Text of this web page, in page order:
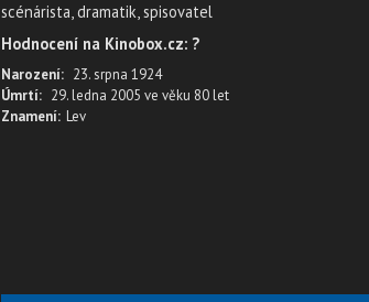
scénárista, dramatik, spisovatel
Hodnocení na Kinobox.cz: ?
Narození: 23. srpna 1924
Úmrtí: 29. ledna 2005 ve věku 80 let
Znamení: Lev